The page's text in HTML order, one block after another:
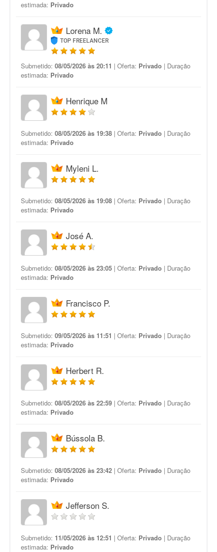
estimada: Privado
Lorena M.
TOP FREELANCER
Submetido: 08/05/2026 às 20:11 | Oferta: Privado | Duração
estimada: Privado
Henrique M
Submetido: 08/05/2026 às 19:38 | Oferta: Privado | Duração
estimada: Privado
Myleni L.
Submetido: 08/05/2026 às 19:08 | Oferta: Privado | Duração
estimada: Privado
José A.
Submetido: 08/05/2026 às 23:05 | Oferta: Privado | Duração
estimada: Privado
Francisco P.
Submetido: 09/05/2026 às 11:51 | Oferta: Privado | Duração
estimada: Privado
Herbert R.
Submetido: 08/05/2026 às 22:59 | Oferta: Privado | Duração
estimada: Privado
Bússola B.
Submetido: 08/05/2026 às 23:42 | Oferta: Privado | Duração
estimada: Privado
Jefferson S.
Submetido: 11/05/2026 às 12:51 | Oferta: Privado | Duração
estimada: Privado